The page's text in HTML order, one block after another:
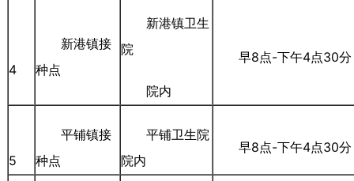
4
新港镇接
种点
新港镇卫生
院
院内
早8点-下午4点30分
5
平铺镇接
种点
平铺卫生院
院内
早8点-下午4点30分